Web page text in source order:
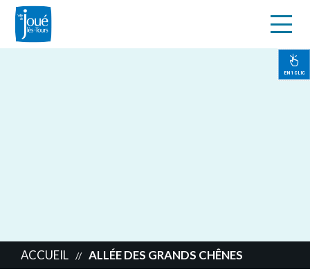
EN 1 CLIC
ACCUEIL // ALLÉE DES GRANDS CHÊNES